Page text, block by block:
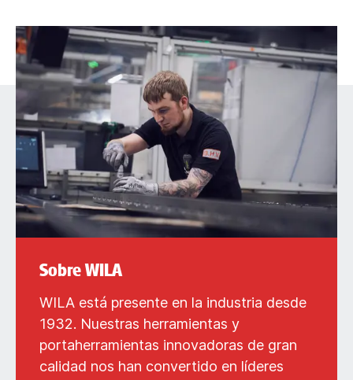
Sobre WILA
WILA está presente en la industria desde
1932. Nuestras herramientas y
portaherramientas innovadoras de gran
calidad nos han convertido en líderes